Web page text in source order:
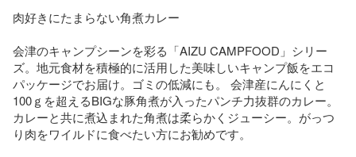
肉好きにたまらない角煮カレー
会津のキャンプシーンを彩る「AIZU CAMPFOOD」シリー
ズ。地元食材を積極的に活用した美味しいキャンプ飯をエコ
パッケージでお届け。ゴミの低減にも。 会津産にんにくと
100ｇを超えるBIGな豚角煮が入ったパンチ力抜群のカレー。
カレーと共に煮込まれた角煮は柔らかくジューシー。がっつ
り肉をワイルドに食べたい方にお勧めです。